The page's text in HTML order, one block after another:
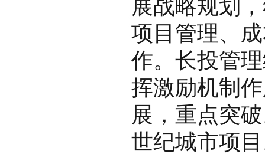
展战略规划
项目管理、
作。长投管
挥激励机制
展，重点突
世纪城市项